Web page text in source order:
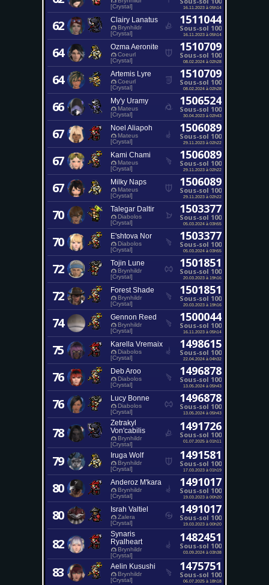
[Crystal]
16.11.2023 à 05h14
62 Clairy Lanatus
Brynhildr
[Crystal]
1511044
Sous-sol 100
16.11.2023 à 05h14
64 Ozma Aeronite
Coeurl
[Crystal]
1510709
Sous-sol 100
08.02.2024 à 02h28
64 Artemis Lyre
Coeurl
[Crystal]
1510709
Sous-sol 100
08.02.2024 à 02h28
66 My'y Uramy
Mateus
[Crystal]
1506524
Sous-sol 100
30.04.2023 à 02h43
67 Noel Aliapoh
Mateus
[Crystal]
1506089
Sous-sol 100
29.11.2023 à 02h22
67 Kami Chami
Mateus
[Crystal]
1506089
Sous-sol 100
29.11.2023 à 02h22
67 Milky Naps
Mateus
[Crystal]
1506089
Sous-sol 100
29.11.2023 à 02h22
70 Talegar Daltir
Diabolos
[Crystal]
1503377
Sous-sol 100
05.03.2024 à 03h55
70 E'shtova Nor
Diabolos
[Crystal]
1503377
Sous-sol 100
05.03.2024 à 03h55
72 Tojin Lune
Brynhildr
[Crystal]
1501851
Sous-sol 100
20.03.2023 à 19h16
72 Forest Shade
Brynhildr
[Crystal]
1501851
Sous-sol 100
20.03.2023 à 19h16
74 Gennon Reed
Brynhildr
[Crystal]
1500044
Sous-sol 100
16.11.2023 à 05h14
75 Karella Vremaix
Diabolos
[Crystal]
1498615
Sous-sol 100
22.04.2024 à 04h32
76 Deb Aroo
Diabolos
[Crystal]
1496878
Sous-sol 100
13.05.2024 à 05h43
76 Lucy Bonne
Diabolos
[Crystal]
1496878
Sous-sol 100
13.05.2024 à 05h43
78
Zetrakyl
Von'cabilis
Brynhildr
[Crystal]
1491726
Sous-sol 100
01.07.2025 à 01h11
79 Iruga Wolf
Brynhildr
[Crystal]
1491581
Sous-sol 100
17.03.2023 à 01h19
80 Anderoz M'kara
Brynhildr
[Crystal]
1491017
Sous-sol 100
19.03.2023 à 00h20
80 Israh Valtiel
Zalera
[Crystal]
1491017
Sous-sol 100
19.03.2023 à 00h20
82
Synaris
Ryalheart
Brynhildr
[Crystal]
1482451
Sous-sol 100
03.09.2024 à 03h38
83 Aelin Kusushi
Brynhildr
[Crystal]
1475751
Sous-sol 100
06.07.2025 à 18h18